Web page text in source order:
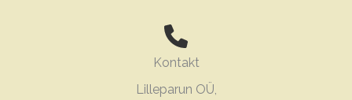
Kontakt
Lilleparun OÜ,